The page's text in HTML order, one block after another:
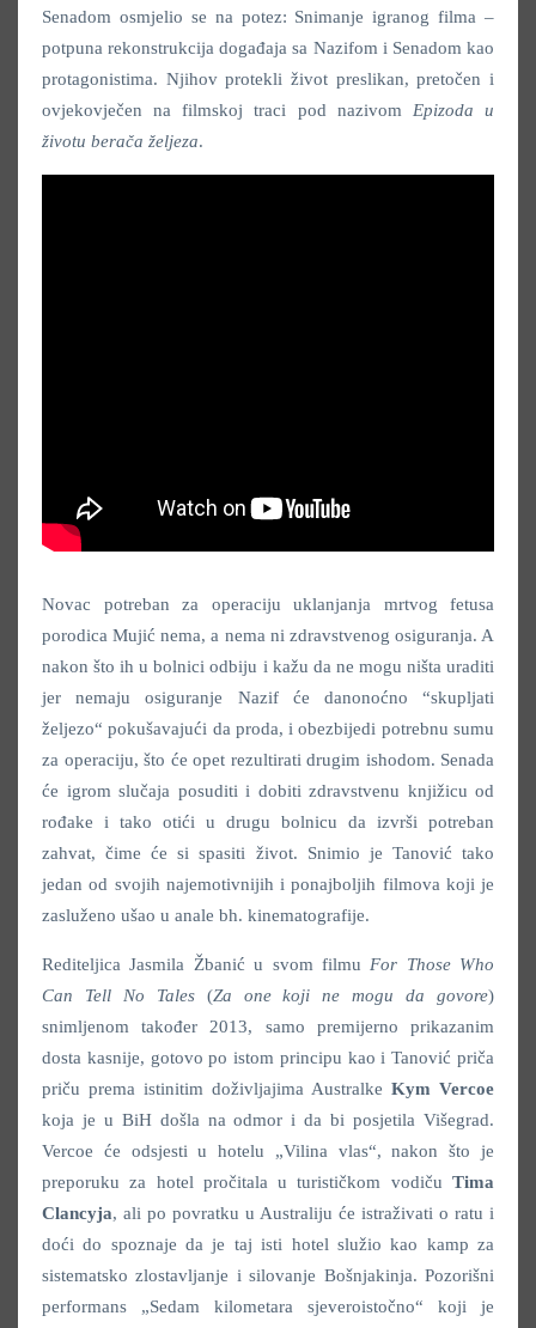
Senadom osmjelio se na potez: Snimanje igranog filma –
potpuna rekonstrukcija događaja sa Nazifom i Senadom kao
protagonistima. Njihov protekli život preslikan, pretočen i
ovjekovječen na filmskoj traci pod nazivom Epizoda u
životu berača željeza.
Novac potreban za operaciju uklanjanja mrtvog fetusa
porodica Mujić nema, a nema ni zdravstvenog osiguranja. A
nakon što ih u bolnici odbiju i kažu da ne mogu ništa uraditi
jer nemaju osiguranje Nazif će danonoćno “skupljati
željezo“ pokušavajući da proda, i obezbijedi potrebnu sumu
za operaciju, što će opet rezultirati drugim ishodom. Senada
će igrom slučaja posuditi i dobiti zdravstvenu knjižicu od
rođake i tako otići u drugu bolnicu da izvrši potreban
zahvat, čime će si spasiti život. Snimio je Tanović tako
jedan od svojih najemotivnijih i ponajboljih filmova koji je
zasluženo ušao u anale bh. kinematografije.
Rediteljica Jasmila Žbanić u svom filmu For Those Who
Can Tell No Tales(Za one koji ne mogu da govore)
snimljenom također 2013, samo premijerno prikazanim
dosta kasnije, gotovo po istom principu kao i Tanović priča
priču prema istinitim doživljajima Australke Kym Vercoe
koja je u BiH došla na odmor i da bi posjetila Višegrad.
Vercoe će odsjesti u hotelu „Vilina vlas“, nakon što je
preporuku za hotel pročitala u turističkom vodiču Tima
Clancyja, ali po povratku u Australiju će istraživati o ratu i
doći do spoznaje da je taj isti hotel služio kao kamp za
sistematsko zlostavljanje i silovanje Bošnjakinja. Pozorišni
performans „Sedam kilometara sjeveroistočno“ koji je